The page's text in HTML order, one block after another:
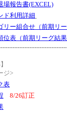
場報告書(EXCEL)
ド利用詳細
リー組合せ（前期リ
位表（前期リーグ結
ジ>
表
8/26訂正